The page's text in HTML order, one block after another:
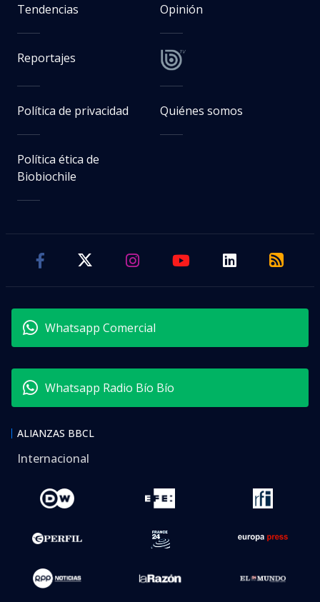
Tendencias Opinión
Reportajes
Política de privacidad Quiénes somos
Política ética de
Biobiochile
Whatsapp Comercial
Whatsapp Radio Bío Bío
ALIANZAS BBCL
Internacional